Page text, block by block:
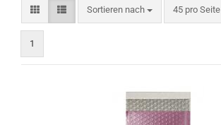
Sortieren nach
Sortieren nach 45 pro Seite
pro Seite
1